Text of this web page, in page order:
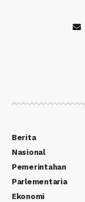
Berita
Nasional
Pemerintahan
Parlementaria
Ekonomi